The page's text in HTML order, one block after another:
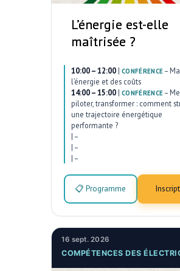
L’énergie est-elle
maîtrisée ?
10:00 – 12:00 | CONFÉRENCE –
l’énergie et des coûts
14:00 – 15:00 | CONFÉRENCE –
piloter, transformer : comment
une trajectoire énergétique
performante ?
| –
| –
| –
📋 Programme
16 sept. 2026
COMPÉTENCES DES